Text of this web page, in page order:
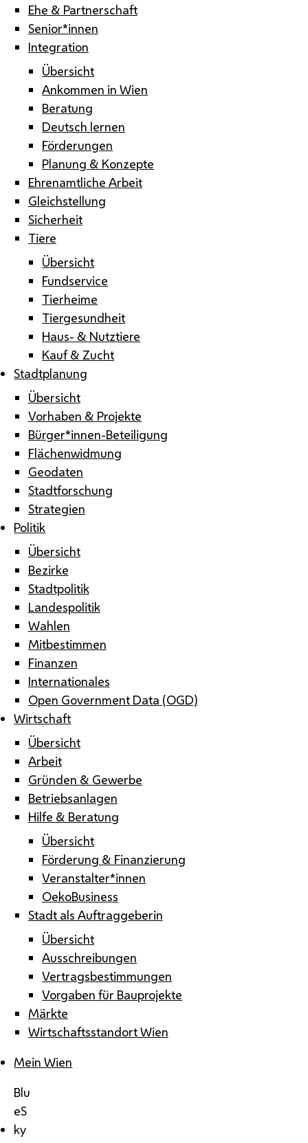
Ehe & Partnerschaft
Senior*innen
Integration
Übersicht
Ankommen in Wien
Beratung
Deutsch lernen
Förderungen
Planung & Konzepte
Ehrenamtliche Arbeit
Gleichstellung
Sicherheit
Tiere
Übersicht
Fundservice
Tierheime
Tiergesundheit
Haus- & Nutztiere
Kauf & Zucht
Stadtplanung
Übersicht
Vorhaben & Projekte
Bürger*innen-Beteiligung
Flächenwidmung
Geodaten
Stadtforschung
Strategien
Politik
Übersicht
Bezirke
Stadtpolitik
Landespolitik
Wahlen
Mitbestimmen
Finanzen
Internationales
Open Government Data (OGD)
Wirtschaft
Übersicht
Arbeit
Gründen & Gewerbe
Betriebsanlagen
Hilfe & Beratung
Übersicht
Förderung & Finanzierung
Veranstalter*innen
OekoBusiness
Stadt als Auftraggeberin
Übersicht
Ausschreibungen
Vertragsbestimmungen
Vorgaben für Bauprojekte
Märkte
Wirtschaftsstandort Wien
Mein Wien
Blu
eS
ky